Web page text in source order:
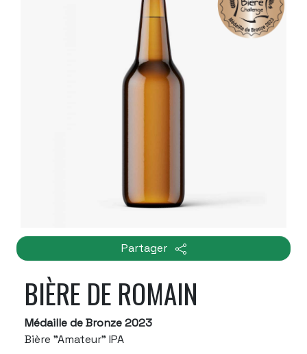
Partager
BIÈRE DE ROMAIN
Médaille de Bronze 2023
Bière "Amateur" IPA